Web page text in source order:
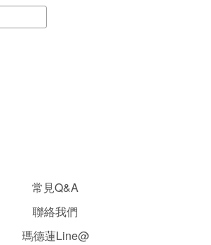
常見Q&A
聯絡我們
瑪德蓮Line@